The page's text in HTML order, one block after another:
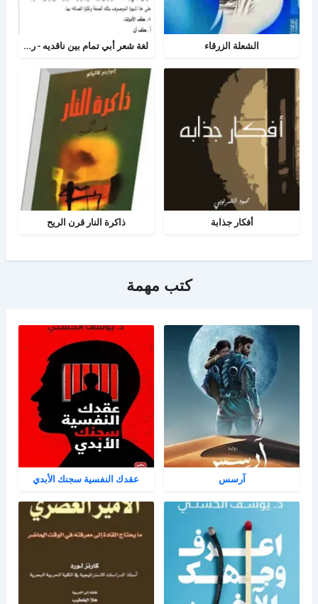
الشعلة الزرقاء لغة شعر أبي تمام بين ناقديه - رسالة لغه عربية
أفكار جذابة ذاكرة النار قرن الريح
كتب مهمة
آرسس عقدك النفسية سجنك الأبدي